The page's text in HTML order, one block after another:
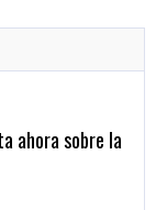
ahora sobre la